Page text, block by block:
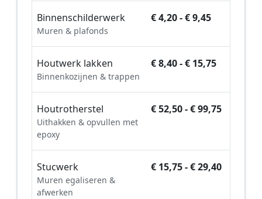
Binnenschilderwerk
Muren & plafonds
€ 4,20 - € 9,45
Houtwerk lakken
Binnenkozijnen & trappen
€ 8,40 - € 15,75
Houtrotherstel
Uithakken & opvullen met
epoxy
€ 52,50 - € 99,75
Stucwerk
Muren egaliseren &
afwerken
€ 15,75 - € 29,40